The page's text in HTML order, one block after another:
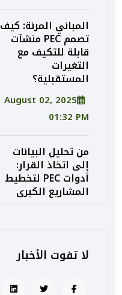
المباني المرنة: كيف
تصمم PEC منشآت
قابلة للتكيف مع
التغيرات
المستقبلية؟
August 02, 2025
01:32 PM
من تحليل البيانات
إلى اتخاذ القرار:
أدوات PEC لتخطيط
المشاريع الكبرى
الاستدامة الاقتصادية
توازن PEC بين
لا تفوت الأخبار